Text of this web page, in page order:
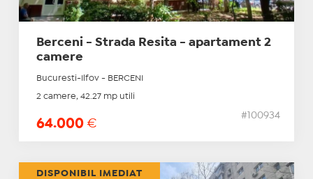
Berceni - Strada Resita - apartament 2
camere
Bucuresti-Ilfov - BERCENI
2 camere, 42.27 mp utili
64.000 €
#100934
DISPONIBIL IMEDIAT